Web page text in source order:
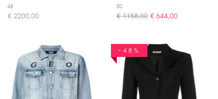
48
€ 2200,00
50
€ 1158,00 € 644,00
-48%